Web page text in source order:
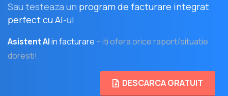
Sau testeaza un program de facturare integrat
perfect cu AI-ul
Asistent AIin facturare – iti ofera orice raport/situatie
doresti!
DESCARCA GRATUIT